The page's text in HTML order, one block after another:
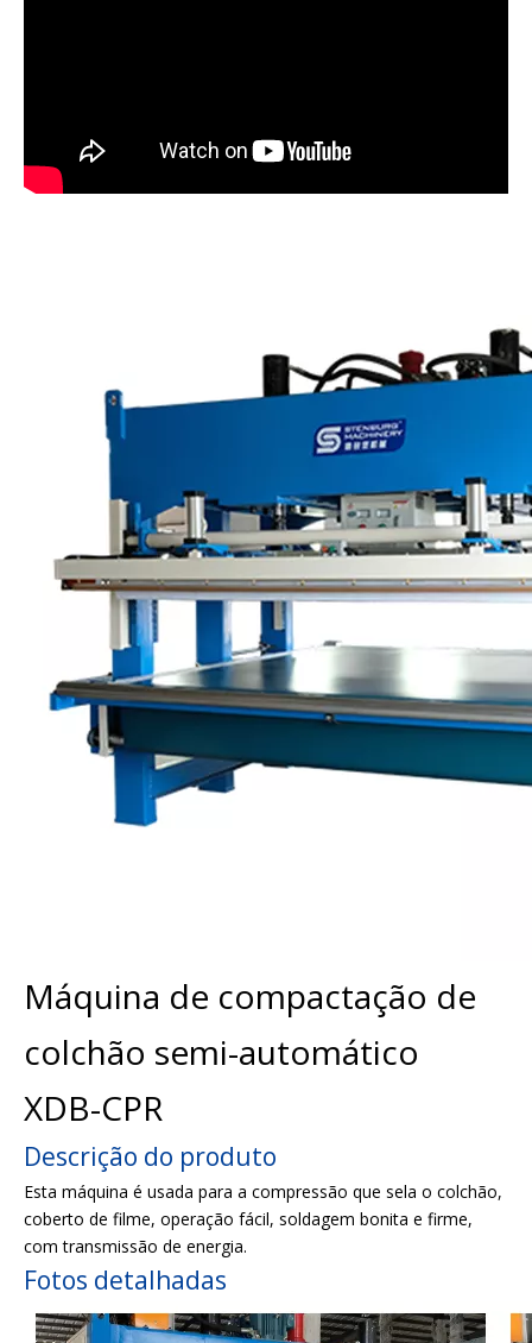
Máquina de compactação de
colchão semi-automático
XDB-CPR
Descrição do produto
Esta máquina é usada para a compressão que sela o colchão,
coberto de filme, operação fácil, soldagem bonita e firme,
com transmissão de energia.
Fotos detalhadas